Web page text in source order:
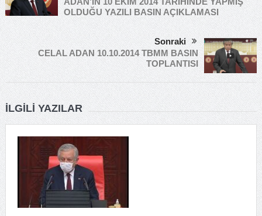
OLDUĞU YAZILI BASIN AÇIKLAMASI
Sonraki
CELAL ADAN 10.10.2014 TBMM BASIN
TOPLANTISI
İLGILI YAZILAR